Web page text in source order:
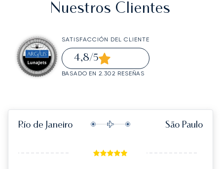
Nuestros Clientes
SATISFACCIÓN DEL CLIENTE
4,8/5
BASADO EN 2.302 RESEÑAS
Río de Janeiro São Paulo